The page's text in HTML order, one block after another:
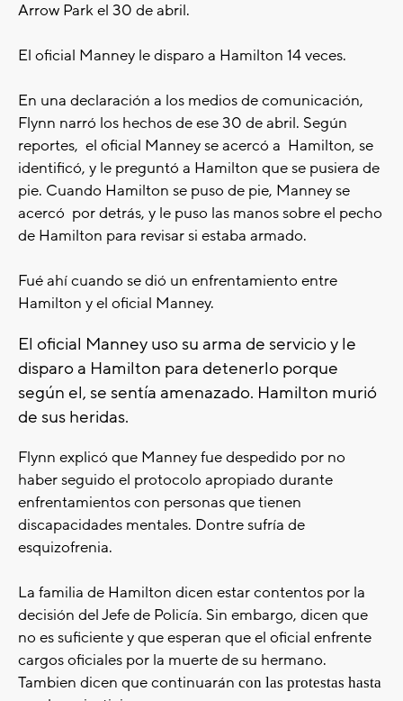
Arrow Park el 30 de abril.
El oficial Manney le disparo a Hamilton 14 veces.
En una declaración a los medios de comunicación,
Flynn narró los hechos de ese 30 de abril. Según
reportes, el oficial Manney se acercó a Hamilton, se
identificó, y le preguntó a Hamilton que se pusiera de
pie. Cuando Hamilton se puso de pie, Manney se
acercó por detrás, y le puso las manos sobre el pecho
de Hamilton para revisar si estaba armado.
Fué ahí cuando se dió un enfrentamiento entre
Hamilton y el oficial Manney.
El oficial Manney uso su arma de servicio y le
disparo a Hamilton para detenerlo porque
según el, se sentía amenazado. Hamilton murió
de sus heridas.
Flynn explicó que Manney fue despedido por no
haber seguido el protocolo apropiado durante
enfrentamientos con personas que tienen
discapacidades mentales. Dontre sufría de
esquizofrenia.
La familia de Hamilton dicen estar contentos por la
decisión del Jefe de Policía. Sin embargo, dicen que
no es suficiente y que esperan que el oficial enfrente
cargos oficiales por la muerte de su hermano.
Tambien dicen que continuarán con las protestas hasta